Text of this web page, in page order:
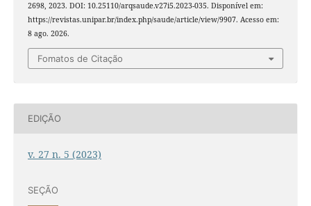
2698, 2023. DOI: 10.25110/arqsaude.v27i5.2023-035. Disponível em:
https://revistas.unipar.br/index.php/saude/article/view/9907. Acesso em:
8 ago. 2026.
Fomatos de Citação
EDIÇÃO
v. 27 n. 5 (2023)
SEÇÃO